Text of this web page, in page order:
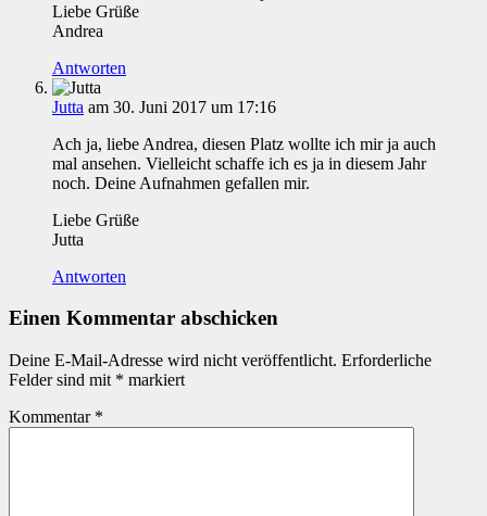
Liebe Grüße
Andrea
Antworten
Jutta am 30. Juni 2017 um 17:16
Ach ja, liebe Andrea, diesen Platz wollte ich mir ja auch
mal ansehen. Vielleicht schaffe ich es ja in diesem Jahr
noch. Deine Aufnahmen gefallen mir.
Liebe Grüße
Jutta
Antworten
Einen Kommentar abschicken
Deine E-Mail-Adresse wird nicht veröffentlicht. Erforderliche
Felder sind mit * markiert
Kommentar *